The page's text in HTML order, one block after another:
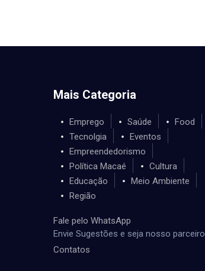
Mais Categoria
Emprego Saúde
Food
Tecnolgia
Eventos
Empreendedorismo
Política Macaé
Cultura
Educação
Meio Ambiente
Região
Fale pelo WhatsApp
Envie Sugestões e seja nosso parceiro
Contatos